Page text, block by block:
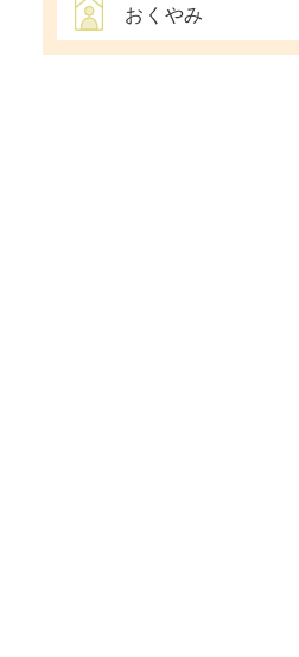
おくやみ